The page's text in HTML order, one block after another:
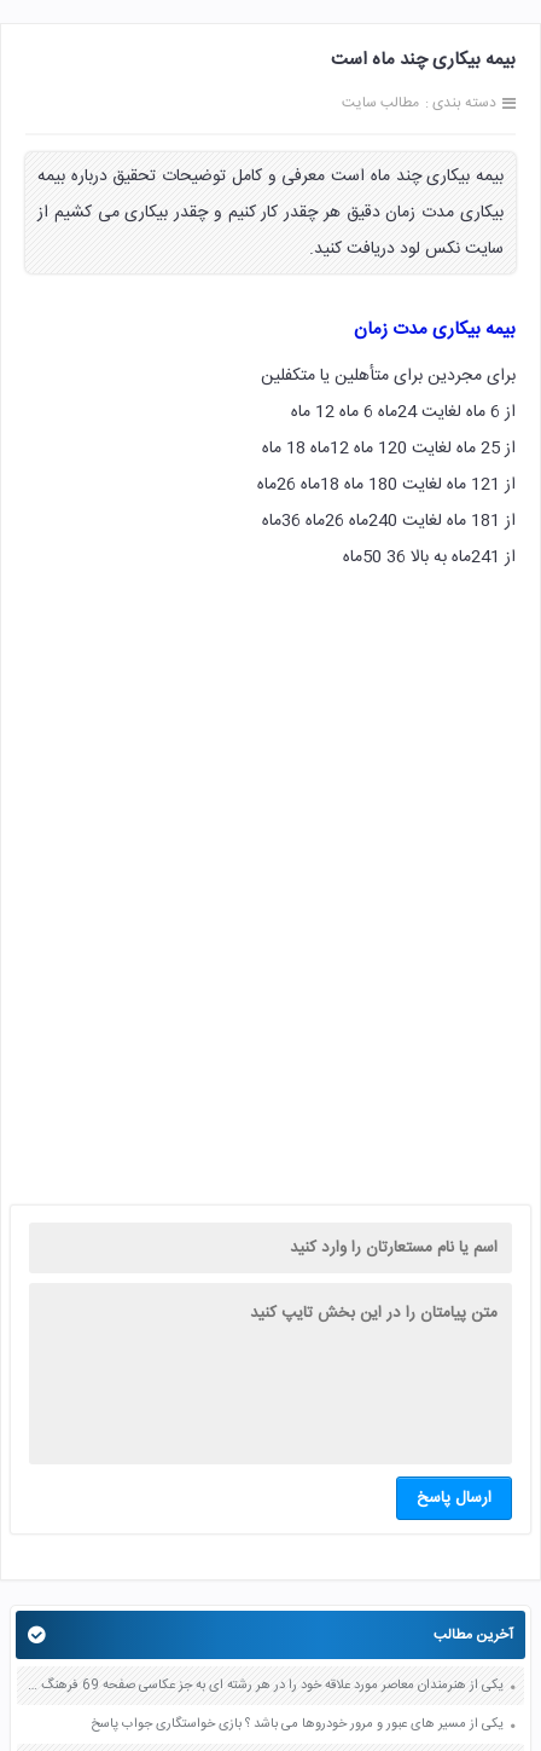
بیمه بیکاری چند ماه است
دسته بندی : مطالب سایت
بیمه بیکاری چند ماه است معرفی و کامل توضیحات تحقیق درباره بیمه
بیکاری مدت زمان دقیق هر چقدر کار کنیم و چقدر بیکاری می کشیم از
سایت نکس لود دریافت کنید.
بیمه بیکاری مدت زمان
برای مجردین برای متأهلین یا متکفلین
از 6 ماه لغایت 24ماه 6 ماه 12 ماه
از 25 ماه لغایت 120 ماه 12ماه 18 ماه
از 121 ماه لغایت 180 ماه 18ماه 26ماه
از 181 ماه لغایت 240ماه 26ماه 36ماه
از 241ماه به بالا 36 50ماه
ارسال پاسخ
آخرین مطالب
یکی از هنرمندان معاصر مورد علاقه خود را در هر رشته ای به جز عکاسی صفحه 69 فرهنگ و هنر نهم
یکی از مسیر های عبور و مرور خودروها می باشد ؟ بازی خواستگاری جواب پاسخ